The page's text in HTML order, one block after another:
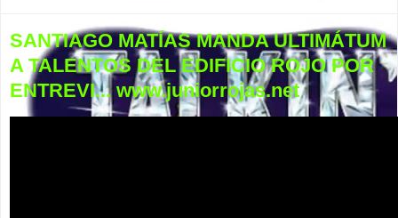
SANTIAGO MATÍAS MANDA ULTIMÁTUM
A TALENTOS DEL EDIFICIO ROJO POR
ENTREVI... www.juniorrojas.net